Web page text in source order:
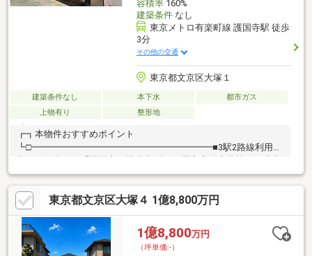
容積率160%
建築条件なし
東京メトロ有楽町線 護国寺駅 徒歩
3分
その他の交通
東京都文京区大塚１
建築条件なし 本下水
都市ガス
上物有り
整形地
┏┓本物件おすすめポイント
┗□━━━━━━━━━━━━━━━━━━━━■3駅2路線利用可
10分(約750m)■閑静な住宅街で住環境良好です■建築条件無し ～
お好きなハウスメーカーをご利用いただきます～┏┓交通
┗□━━━━━━━━━━━━━━━━━━━━■東京メトロ有楽
町線『護国寺』駅 徒歩3分■東京メトロ有楽町線『江戸川橋』
駅 徒歩10分■東京メトロ丸ノ内線『茗荷谷』駅 徒歩11分
東京都文京区大塚４ 1億8,800万円
1億8,800万円
（坪単価:-）